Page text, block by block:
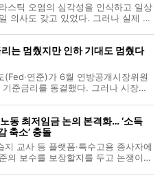
스틱 오염의 심각성을 인식하고 일상
의사도 갖고 있었다. 그러나 실제 생
용기와 리필 시스템은 아직 충분히
는 멈췄지만 인하 기대도 멈췄다
(Fed·연준)가 6월 연방공개시장위원
준금리를 동결했다. 그러나 시장은
대도 함께 멈췄다는 평가가 나온다.
18일 발간한
동 최저임금 논의 본격화… ‘소득
축소’ 충돌
지 교사 등 플랫폼·특수고용 종사자에
의 보수를 보장할지를 두고 논쟁이